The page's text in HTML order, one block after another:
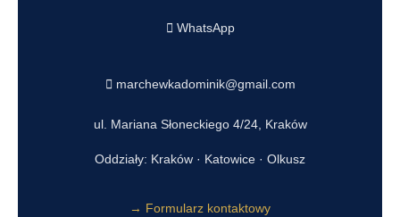
WhatsApp
marchewkadominik@gmail.com
ul. Mariana Słoneckiego 4/24, Kraków
Oddziały: Kraków · Katowice · Olkusz
→ Formularz kontaktowy